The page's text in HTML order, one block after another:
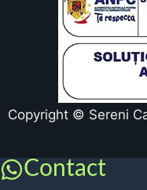
Copyright © Sereni
Contact